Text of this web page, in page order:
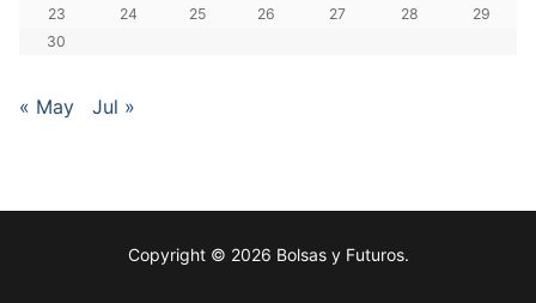
23
24 25 26 27 28
29
30
« May Jul »
Copyright © 2026 Bolsas y Futuros.